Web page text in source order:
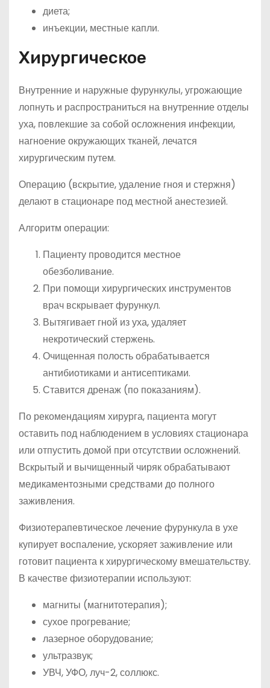
диета;
инъекции, местные капли.
Хирургическое
Внутренние и наружные фурункулы, угрожающие
лопнуть и распространиться на внутренние отделы
уха, повлекшие за собой осложнения инфекции,
нагноение окружающих тканей, лечатся
хирургическим путем.
Операцию (вскрытие, удаление гноя и стержня)
делают в стационаре под местной анестезией.
Алгоритм операции:
Пациенту проводится местное
обезболивание.
При помощи хирургических инструментов
врач вскрывает фурункул.
Вытягивает гной из уха, удаляет
некротический стержень.
Очищенная полость обрабатывается
антибиотиками и антисептиками.
Ставится дренаж (по показаниям).
По рекомендациям хирурга, пациента могут
оставить под наблюдением в условиях стационара
или отпустить домой при отсутствии осложнений.
Вскрытый и вычищенный чиряк обрабатывают
медикаментозными средствами до полного
заживления.
Физиотерапевтическое лечение фурункула в ухе
купирует воспаление, ускоряет заживление или
готовит пациента к хирургическому вмешательству.
В качестве физиотерапии используют:
магниты (магнитотерапия);
сухое прогревание;
лазерное оборудование;
ультразвук;
УВЧ, УФО, луч-2, соллюкс.